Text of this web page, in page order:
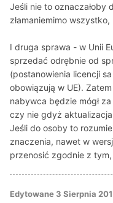
Jeśli nie to oznaczałoby
złamaniemimo
I druga sprawa - w Unii
sprzedać odrębnie od
(postanowienia licencji
obowiązują w UE).
nabywca będzie mógł
czy nie gdyż
Jeśli do osoby to
znaczenia, nawet w
przenosić zgodnie z tym,
Edytowane 3 Sierpnia